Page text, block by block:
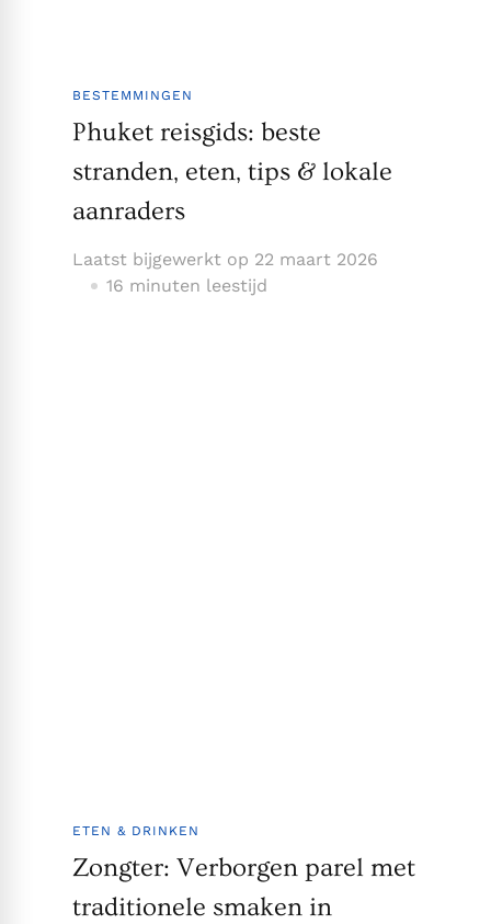
BESTEMMINGEN
Phuket reisgids: beste
stranden, eten, tips & lokale
aanraders
Laatst bijgewerkt op 22 maart 2026
16 minuten leestijd
ETEN & DRINKEN
Zongter: Verborgen parel met
traditionele smaken in